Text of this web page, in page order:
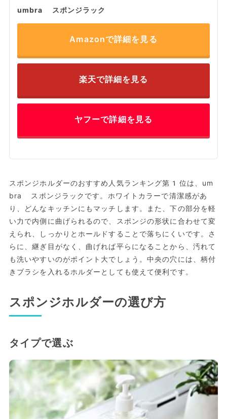
umbra スポンジラック
Amazonで詳細を見る
楽天で詳細を見る
ヤフーで詳細を見る
スポンジホルダーのおすすめ人気ランキング第1位は、um
bra スポンジラックです。ホワイトカラーで清潔感があ
り、どんなキッチンにもマッチします。また、下の部分を軽
い力で内側に曲げられるので、スポンジの形状に合わせて変
えられ、しっかりとホールドすることで落ちにくいです。さ
らに、継ぎ目がなく、曲げれば平らになることから、汚れて
も洗いやすいのがポイント大でしょう。中央の穴には、柄付
きブラシを入れるホルダーとしても使えて便利です。
スポンジホルダーの選び方
タイプで選ぶ